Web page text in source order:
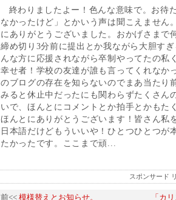
終わりましたよー！色んな意味で。お待
なかったけど」とかいう声は聞こえません
にありがとうございました。おかげさまで
締め切り3分前に提出とか我ながら大胆す
んな方に応援されながら卒制やってたの私
幸せ者！学校の友達が誰も言ってくれなか
のブログの存在を知らないのでまあ当た
みると休止中だったにも関わらずたくさん
いで、ほんとにコメントとか拍手とかもた
ほんとにありがとうございます！皆さん私
日本語だけどもういいや！ひとつひとつが
たかったです。ここまで頑...
スポンサード
前<< 模様替えとお知らせ。 「カ